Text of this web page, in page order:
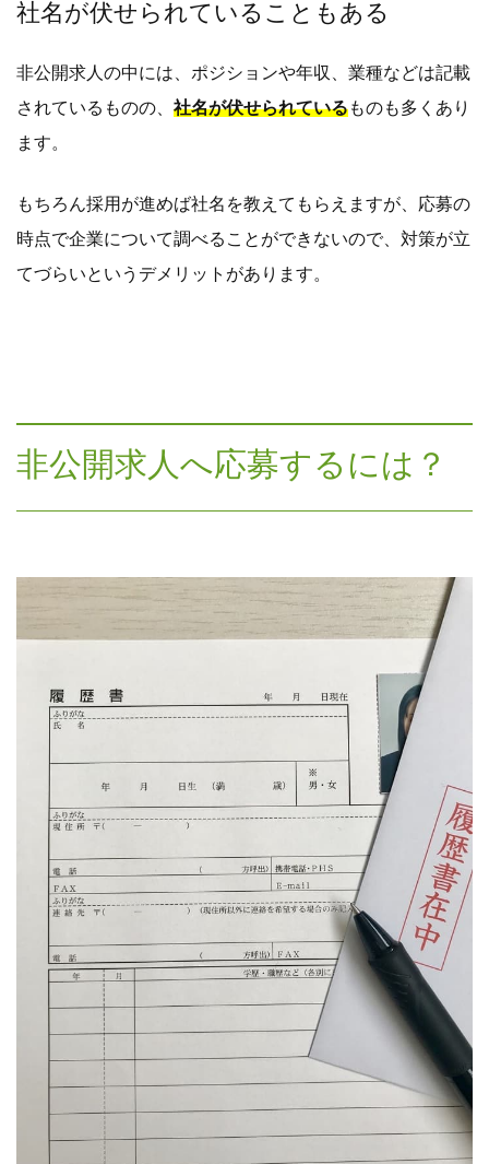
社名が伏せられていることもある
非公開求人の中には、ポジションや年収、業種などは記載
されているものの、 社名が伏せられているものも多くあり
ます。
もちろん採用が進めば社名を教えてもらえますが、応募の
時点で企業について調べることができないので、対策が立
てづらいというデメリットがあります。
非公開求人へ応募するには？